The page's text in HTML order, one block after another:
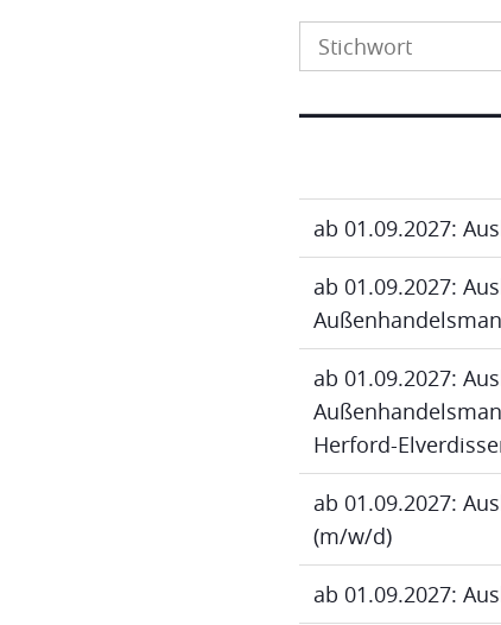
ab 01.09.2027:
ab 01.09.2027:
ab 01.09.2027:
Herford-
ab 01.09.2027:
(m/w/d)
ab 01.09.2027: